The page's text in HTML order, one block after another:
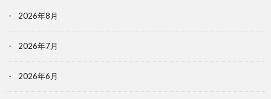
2026年8月
2026年7月
2026年6月